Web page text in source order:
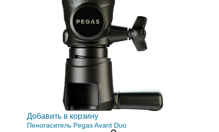
Добавить в корзину
Пеногаситель Pegas Avant Duo